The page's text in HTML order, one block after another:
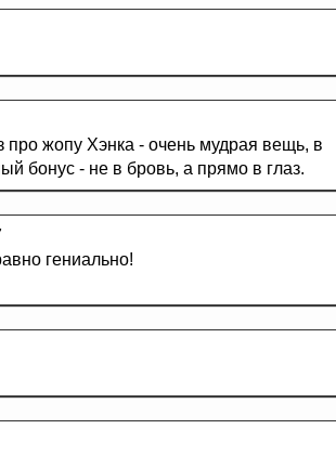
жопу Хэнка - очень мудрая вещь, в
бонус - не в бровь, а прямо в глаз.
гениально!